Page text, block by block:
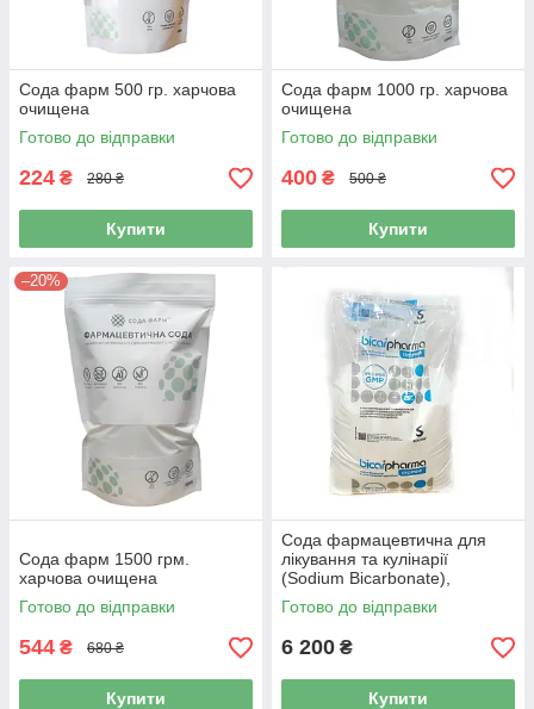
Сода фарм 500 гр. харчова
очищена
Готово до відправки
224 ₴ 280 ₴
Купити
Сода фарм 1000 гр. харчова
очищена
Готово до відправки
400 ₴ 500 ₴
Купити
–20%
Сода фарм 1500 грм.
харчова очищена
Готово до відправки
544 ₴ 680 ₴
Купити
Сода фармацевтична для
лікування та кулінарії
(Sodium Bicarbonate),
SOLVAY (Мішок 25 кг)
Готово до відправки
6 200 ₴
Купити